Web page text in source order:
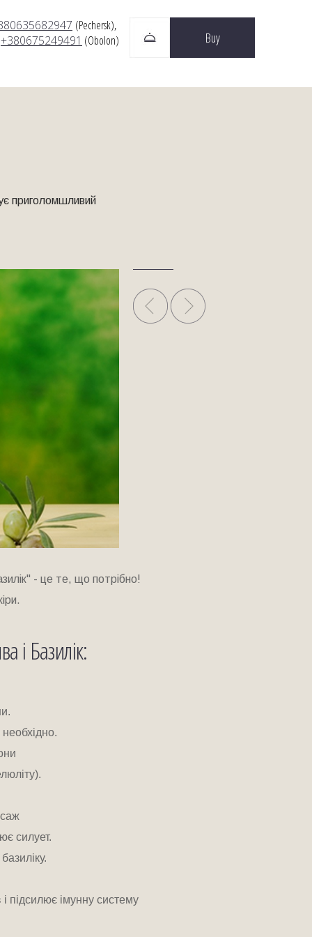
Buy
(Pechersk),
+380675249491 (Obolon)
приголомшливий
- це те, що потрібно!
і Базилік:
силует.
підсилює імунну систему